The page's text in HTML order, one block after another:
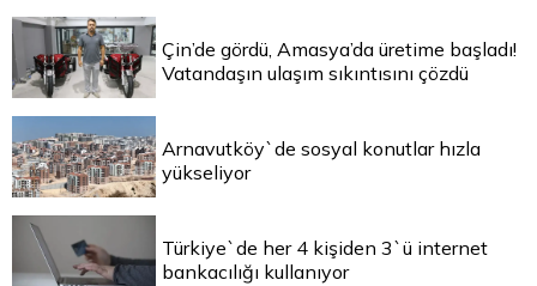
Çin’de gördü, Amasya’da üretime başladı!
Vatandaşın ulaşım sıkıntısını çözdü
Arnavutköy`de sosyal konutlar hızla
yükseliyor
Türkiye`de her 4 kişiden 3`ü internet
bankacılığı kullanıyor